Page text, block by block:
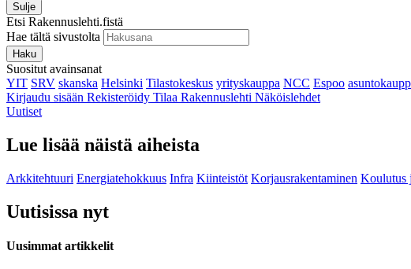
Sulje
Etsi Rakennuslehti.fistä
Hae tältä sivustolta
Haku
Suositut avainsanat
YIT SRV skanska Helsinki Tilastokeskus yrityskauppa NCC Espoo
Kirjaudu sisään Rekisteröidy Tilaa Rakennuslehti Näköislehdet
Uutiset
Lue lisää näistä aiheista
Arkkitehtuuri Energiatehokkuus Infra Kiinteistöt Korjausrakentaminen Koulutus
Uutisissa nyt
Uusimmat artikkelit